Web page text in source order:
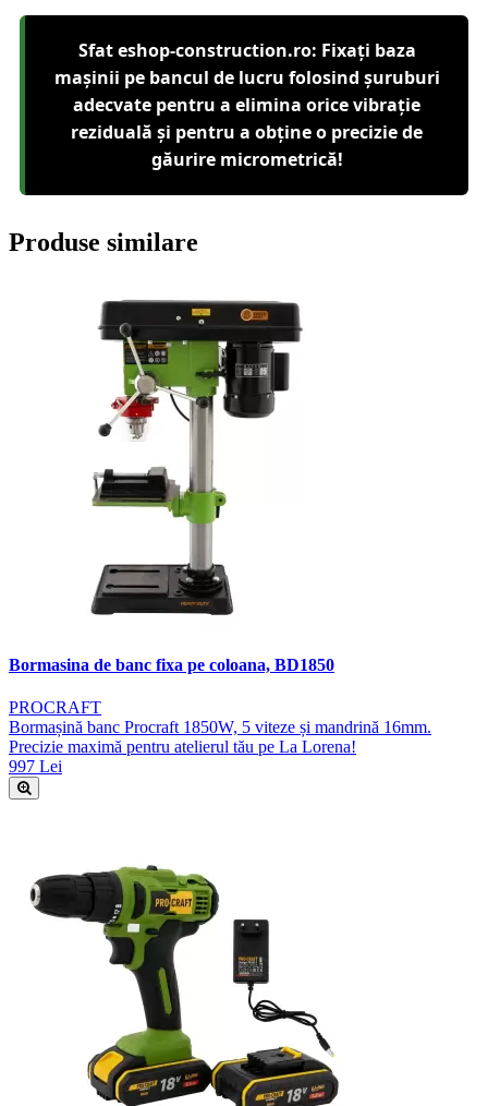
Sfat eshop-construction.ro: Fixați baza
mașinii pe bancul de lucru folosind șuruburi
adecvate pentru a elimina orice vibrație
reziduală și pentru a obține o precizie de
găurire micrometrică!
Produse similare
Bormasina de banc fixa pe coloana, BD1850
PROCRAFT
Bormașină banc Procraft 1850W, 5 viteze și mandrină 16mm.
Precizie maximă pentru atelierul tău pe La Lorena!
997 Lei